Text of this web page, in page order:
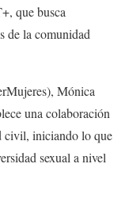
que busca
de la comunidad
Mónica
una colaboración
civil, iniciando lo que
sexual a nivel